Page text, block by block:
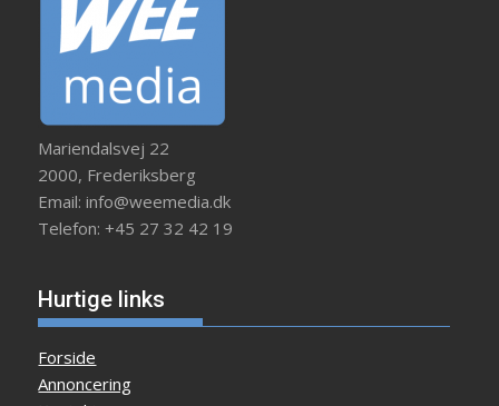
Mariendalsvej 22
2000, Frederiksberg
Email: info@weemedia.dk
Telefon: +45 27 32 42 19
Hurtige links
Forside
Annoncering